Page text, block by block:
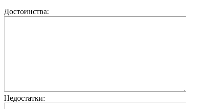
Достоинства:
Недостатки: